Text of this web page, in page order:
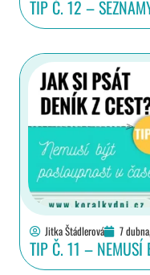
TIP Č. 12 –
Jitka Štádlerová 7
TIP Č. 11 – NEMUSÍ